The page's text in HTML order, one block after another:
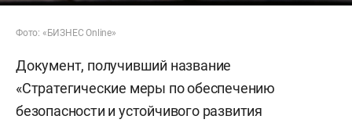
Фото: «БИЗНЕС Online»
Документ, получивший название
«Стратегические меры по обеспечению
безопасности и устойчивого развития